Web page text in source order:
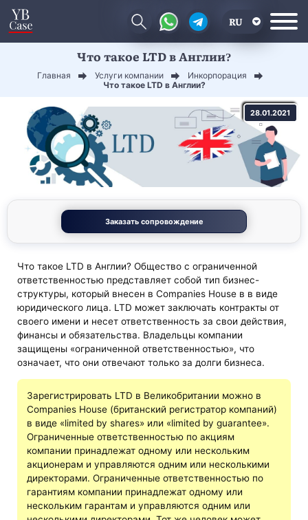
RU
Что такое LTD в Англии?
Главная Услуги компании
Инкорпорация
Что такое LTD в Англии?
28.01.2021
Заказать сопровождение
Что такое LTD в Англии? Общество с ограниченной
ответственностью представляет собой тип бизнес-
структуры, который внесен в Companies House в в виде
юридического лица. LTD может заключать контракты от
своего имени и несет ответственность за свои действия,
финансы и обязательства. Владельцы компании
защищены «ограниченной ответственностью», что
означает, что они отвечают только за долги бизнеса.
Зарегистрировать LTD в Великобритании можно в
Companies House (британский регистратор компаний)
в виде «limited by shares» или «limited by guarantee».
Ограниченные ответственностью по акциям
компании принадлежат одному или нескольким
акционерам и управляются одним или несколькими
директорами. Ограниченные ответственностью по
гарантиям компании принадлежат одному или
нескольким гарантам и управляются одним или